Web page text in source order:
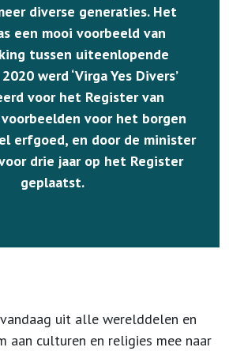
diverse generaties. Het
een mooi voorbeeld van
tussen uiteenlopende
werd ‘Virga Yes Divers’
voor het Register van
voor het borgen
erfgoed, en door de minister
drie jaar op het Register
geplaatst.
uit alle werelddelen en
aan culturen en religies mee naar